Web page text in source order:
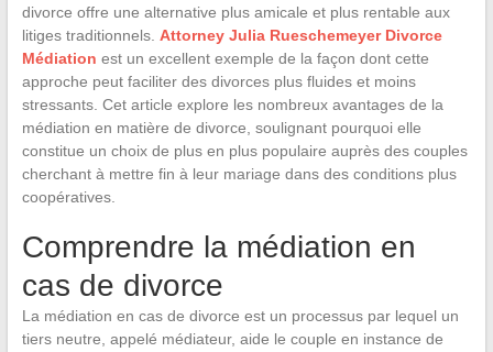
divorce offre une alternative plus amicale et plus rentable aux
litiges traditionnels. Attorney Julia Rueschemeyer Divorce
Médiation est un excellent exemple de la façon dont cette
approche peut faciliter des divorces plus fluides et moins
stressants. Cet article explore les nombreux avantages de la
médiation en matière de divorce, soulignant pourquoi elle
constitue un choix de plus en plus populaire auprès des couples
cherchant à mettre fin à leur mariage dans des conditions plus
coopératives.
Comprendre la médiation en
cas de divorce
La médiation en cas de divorce est un processus par lequel un
tiers neutre, appelé médiateur, aide le couple en instance de